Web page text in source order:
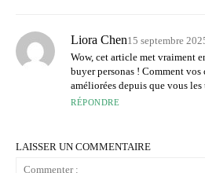
Liora Chen15 septembre
Wow, cet article met vraiment
buyer personas ! Comment vos
améliorées depuis que vous
RÉPONDRE
LAISSER UN COMMENTAIRE